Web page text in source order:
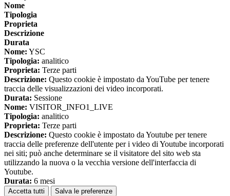
Nome
Tipologia
Proprieta
Descrizione
Durata
Nome: YSC
Tipologia: analitico
Proprieta: Terze parti
Descrizione: Questo cookie è impostato da YouTube per tenere
traccia delle visualizzazioni dei video incorporati.
Durata: Sessione
Nome: VISITOR_INFO1_LIVE
Tipologia: analitico
Proprieta: Terze parti
Descrizione: Questo cookie è impostato da Youtube per tenere
traccia delle preferenze dell'utente per i video di Youtube incorporati
nei siti; può anche determinare se il visitatore del sito web sta
utilizzando la nuova o la vecchia versione dell'interfaccia di
Youtube.
Durata: 6 mesi
Accetta tutti Salva le preferenze